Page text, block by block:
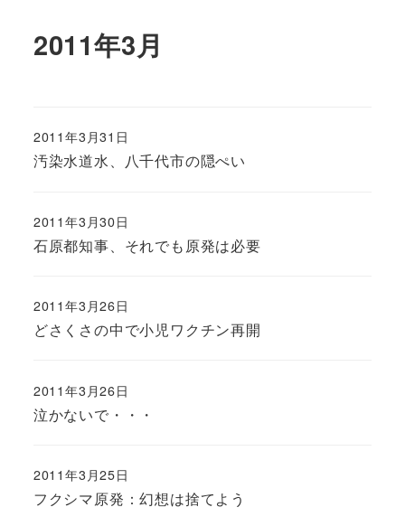
2011年3月
汚染水道水、八千代市の隠ぺい
2011年3月31日
石原都知事、それでも原発は必要
2011年3月30日
どさくさの中で小児ワクチン再開
2011年3月26日
泣かないで・・・
2011年3月26日
フクシマ原発：幻想は捨てよう
2011年3月25日